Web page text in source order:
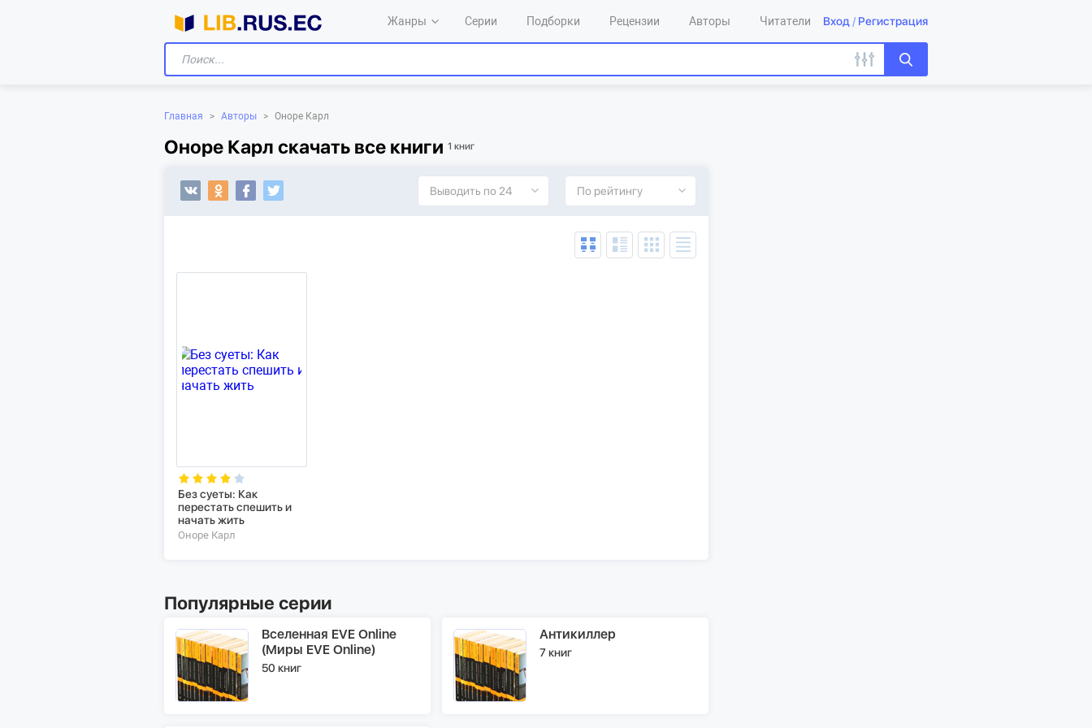
Жанры Серии Подборки Рецензии Авторы Читатели Вход / Регистрация
Главная > Авторы > Оноре Карл
Оноре Карл скачать все книги 1 книг
Выводить по 24 По рейтингу
Без суеты: Как
перестать спешить и
начать жить
Оноре Карл
Популярные серии
Вселенная EVE Online
(Миры EVE Online)
50 книг
Антикиллер
7 книг